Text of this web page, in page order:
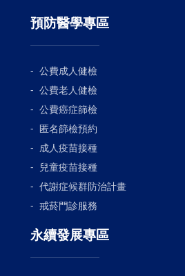
預防醫學專區
公費成人健檢
公費老人健檢
公費癌症篩檢
匿名篩檢預約
成人疫苗接種
兒童疫苗接種
代謝症候群防治計畫
戒菸門診服務
永續發展專區